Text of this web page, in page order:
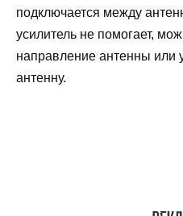
подключается между
усилитель не помогает,
направление антенны или
антенну.